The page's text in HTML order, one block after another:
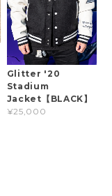
Glitter '20
Stadium
Jacket【BLACK】
¥25,000